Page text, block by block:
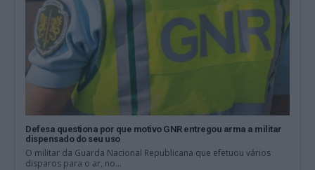
Defesa questiona por que motivo GNR entregou arma a militar
dispensado do seu uso
O militar da Guarda Nacional Republicana que efetuou vários
disparos para o ar, no...